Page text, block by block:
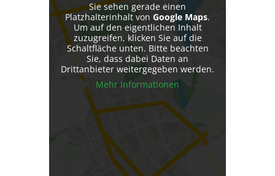
Sie sehen gerade einen
Platzhalterinhalt von Google Maps.
Um auf den eigentlichen Inhalt
zuzugreifen, klicken Sie auf die
Schaltfläche unten. Bitte beachten
Sie, dass dabei Daten an
Drittanbieter weitergegeben werden.
Mehr Informationen